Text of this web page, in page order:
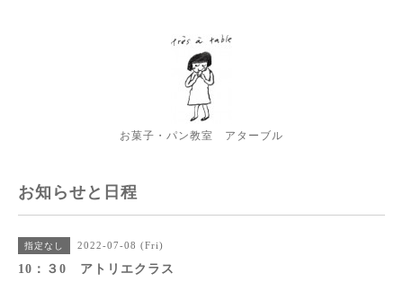
お菓子・パン教室 アターブル
お知らせと日程
指定なし 2022-07-08 (Fri)
10：３0 アトリエクラス